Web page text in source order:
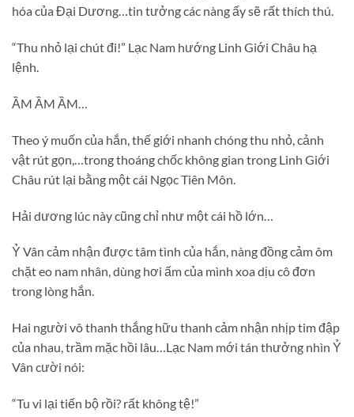
hóa của Đại Dương…tin tưởng các nàng ấy sẽ rất thích thú.
“Thu nhỏ lại chút đi!” Lạc Nam hướng Linh Giới Châu hạ
lệnh.
ẦM ẦM ẦM…
Theo ý muốn của hắn, thế giới nhanh chóng thu nhỏ, cảnh
vật rút gọn,…trong thoáng chốc không gian trong Linh Giới
Châu rút lại bằng một cái Ngọc Tiên Môn.
Hải dương lúc này cũng chỉ như một cái hồ lớn…
Ỷ Vân cảm nhận được tâm tình của hắn, nàng đồng cảm ôm
chặt eo nam nhân, dùng hơi ấm của mình xoa dịu cô đơn
trong lòng hắn.
Hai người vô thanh thắng hữu thanh cảm nhận nhịp tim đập
của nhau, trầm mặc hồi lâu…Lạc Nam mới tán thưởng nhìn Ỷ
Vân cười nói:
“Tu vi lại tiến bộ rồi? rất không tệ!”